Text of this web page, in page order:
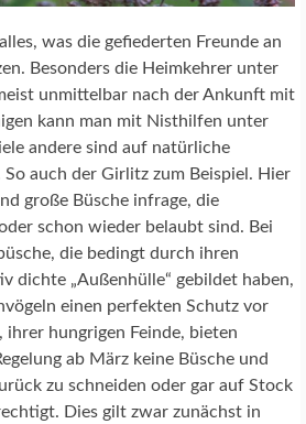
was die gefiederten Freunde an
Besonders die Heimkehrer unter
unmittelbar nach der Ankunft mit
kann man mit Nisthilfen unter
andere sind auf natürliche
So auch der Girlitz zum Beispiel. Hier
große Büsche infrage, die
schon wieder belaubt sind. Bei
die bedingt durch ihren
dichte „Außenhülle“ gebildet haben,
einen perfekten Schutz vor
ihrer hungrigen Feinde, bieten
ab März keine Büsche und
zu schneiden oder gar auf Stock
Dies gilt zwar zunächst in